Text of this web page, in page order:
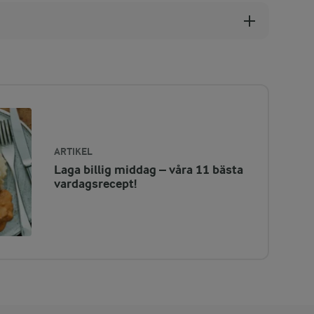
ARTIKEL
Laga billig middag – våra 11 bästa
vardagsrecept!